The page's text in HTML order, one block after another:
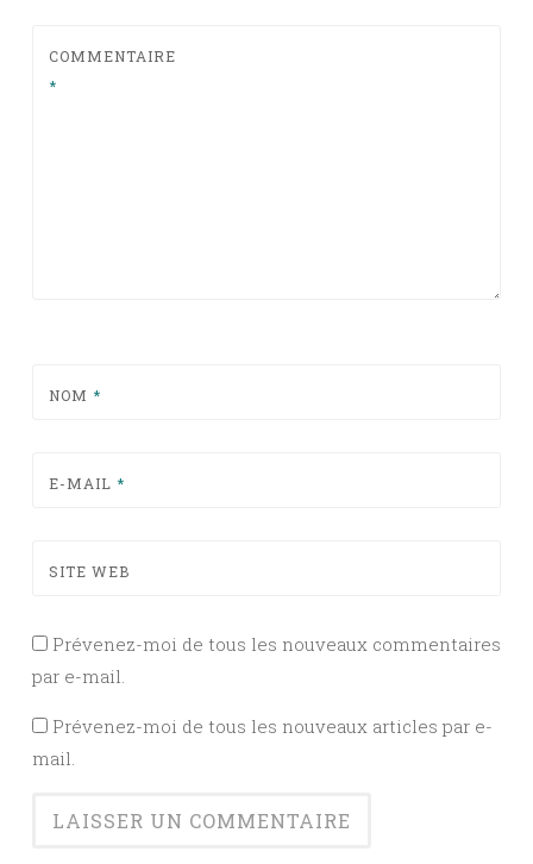
COMMENTAIRE
*
NOM *
E-MAIL *
SITE WEB
Prévenez-moi de tous les nouveaux commentaires
par e-mail.
Prévenez-moi de tous les nouveaux articles par e-
mail.